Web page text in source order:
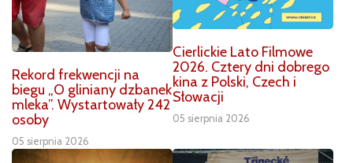
Rekord frekwencji na
biegu „O gliniany dzbanek
mleka”. Wystartowały 242
osoby
05 sierpnia 2026
Cierlickie Lato Filmowe
2026. Cztery dni dobrego
kina z Polski, Czech i
Słowacji
05 sierpnia 2026